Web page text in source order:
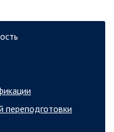
переподготовки